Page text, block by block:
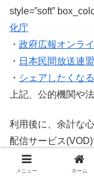
style=”soft”
化庁
・ 政府広報オンラ
・ 日本民間放送連盟
・ シェアしたくな
上記、公的機関や
利用後に、余計な
配信サービス
です。
メニュー ホーム